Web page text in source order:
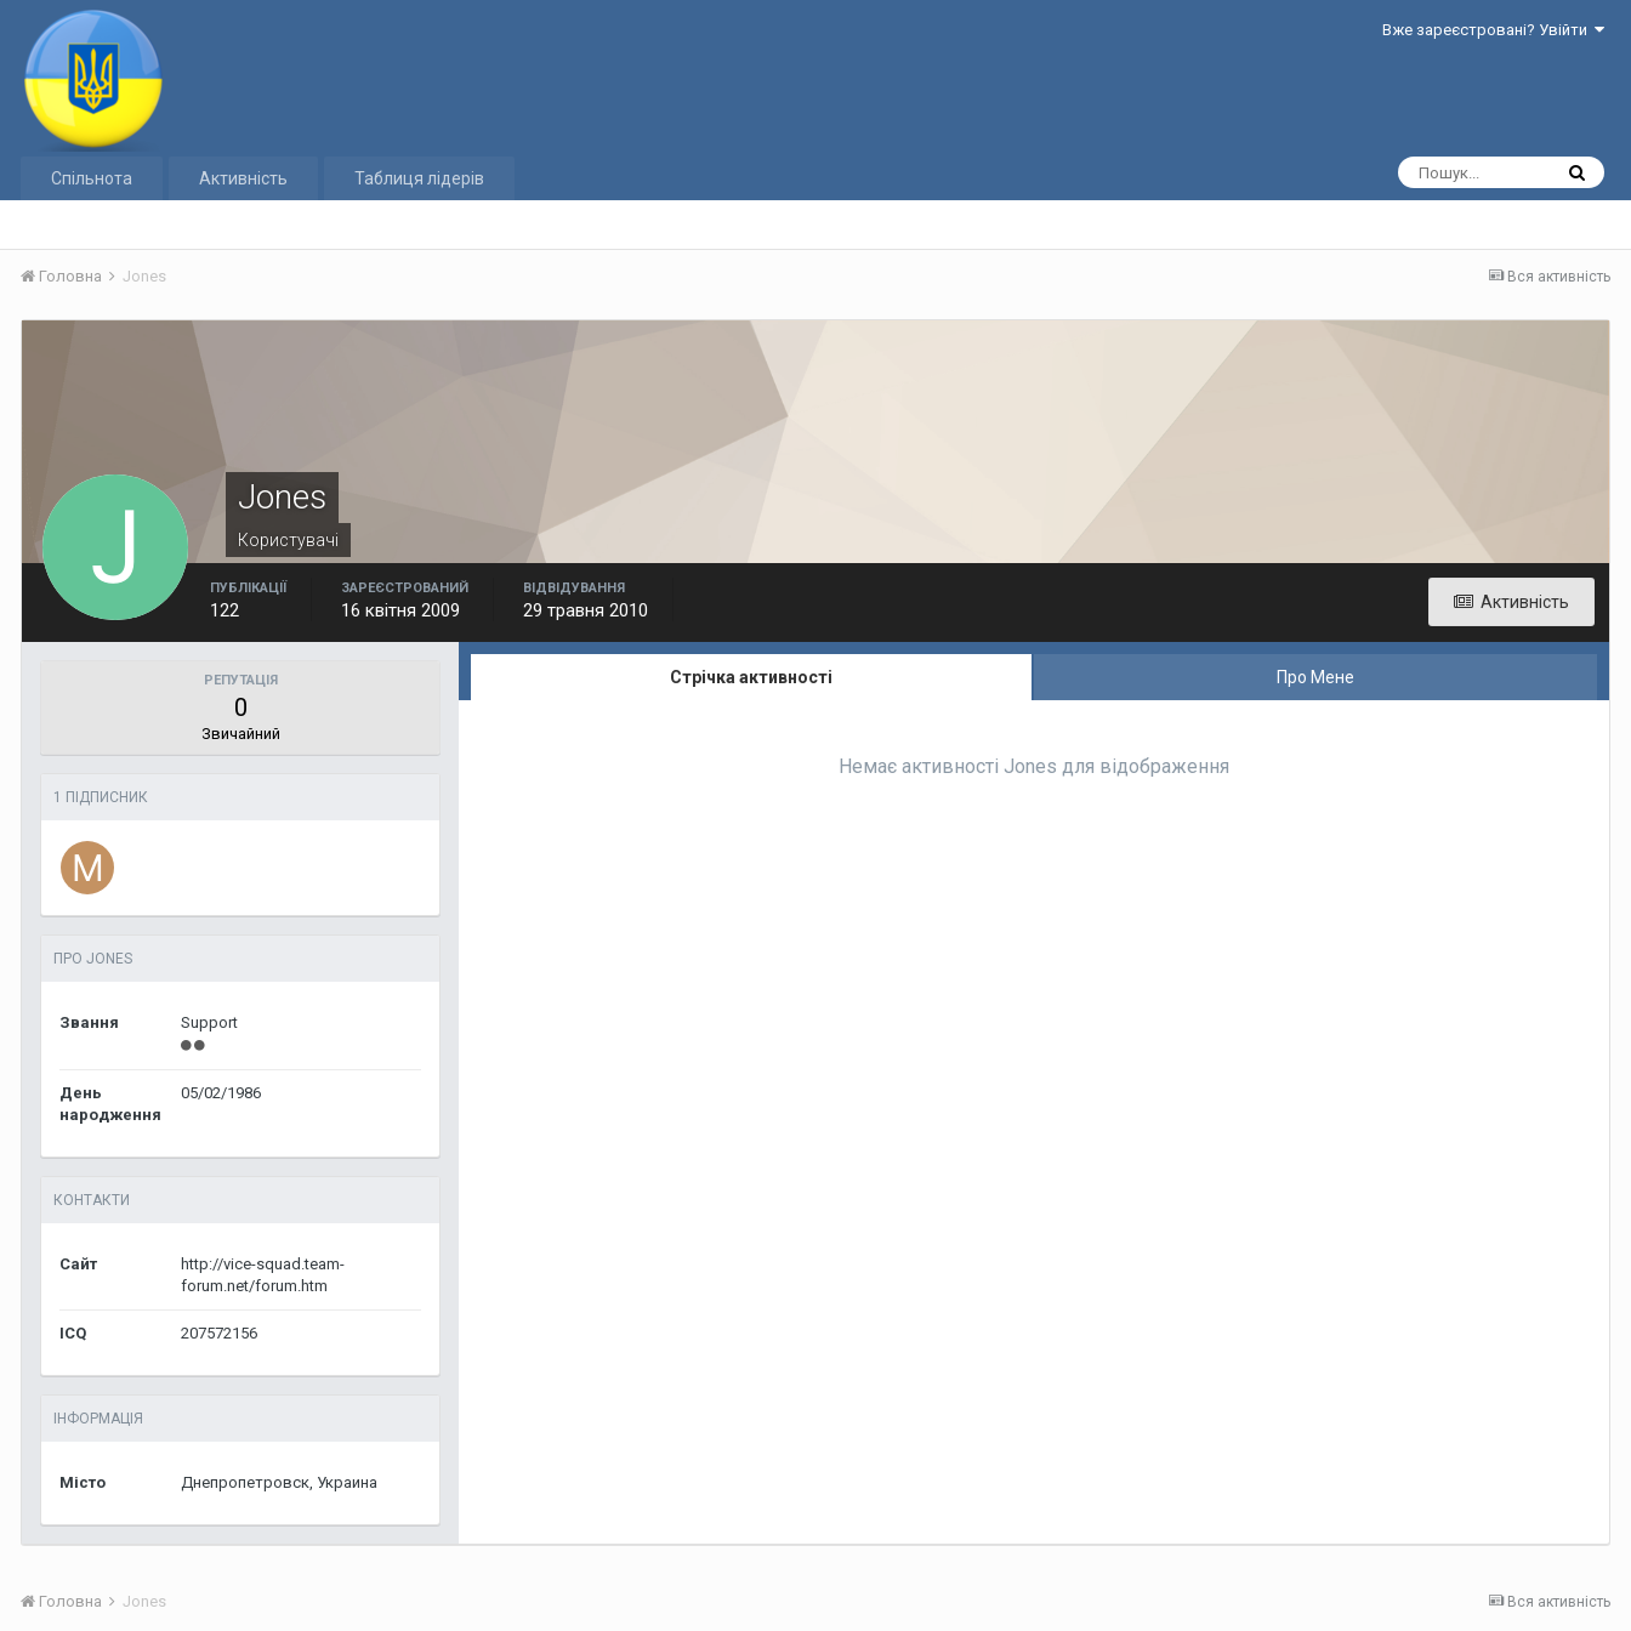
Вже зареєстровані? Увійти
Спільнота Активність Таблиця лідерів
Вся активність
Головна Jones
Jones
Користувачі
Активність
ПУБЛІКАЦІЇ
122
ЗАРЕЄСТРОВАНИЙ
16 квітня 2009
ВІДВІДУВАННЯ
29 травня 2010
РЕПУТАЦІЯ
0
Звичайний
1 ПІДПИСНИК
ПРО JONES
Звання Support
День
народження
05/02/1986
КОНТАКТИ
Сайт
http://vice-squad.team-
forum.net/forum.htm
ICQ 207572156
ІНФОРМАЦІЯ
Місто Днепропетровск, Украина
Стрічка активності Про Мене
Немає активності Jones для відображення
Вся активність
Головна Jones